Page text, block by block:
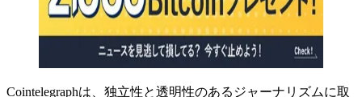
Cointelegraphは、独立性と透明性のあるジャーナリズムに取